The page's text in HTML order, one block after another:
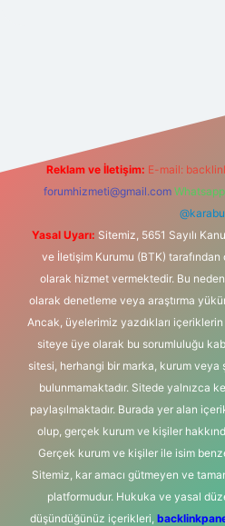
Reklam ve İletişim: E-mail:
forumhizmeti@gmail.com
Yasal Uyarı: Sitemiz, 5651 Sayılı
ve İletişim Kurumu (BTK) tarafından
olarak hizmet vermektedir. Bu
olarak denetleme veya araştırma
Ancak, üyelerimiz yazdıkları
siteye üye olarak bu sorumluluğu
sitesi, herhangi bir marka, kurum veya
bulunmamaktadır. Sitede yalnızca
paylaşılmaktadır. Burada yer alan
olup, gerçek kurum ve kişiler
Gerçek kurum ve kişiler ile isim
Sitemiz, kar amacı gütmeyen ve
platformudur. Hukuka ve yasal
düşündüğünüz içerikleri,